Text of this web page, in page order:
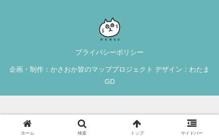
プライバシーポリシー
企画・制作：かさおか皆のマッププロジェクト デザイン：わたま
GD
ホーム 検索 トップ サイドバー